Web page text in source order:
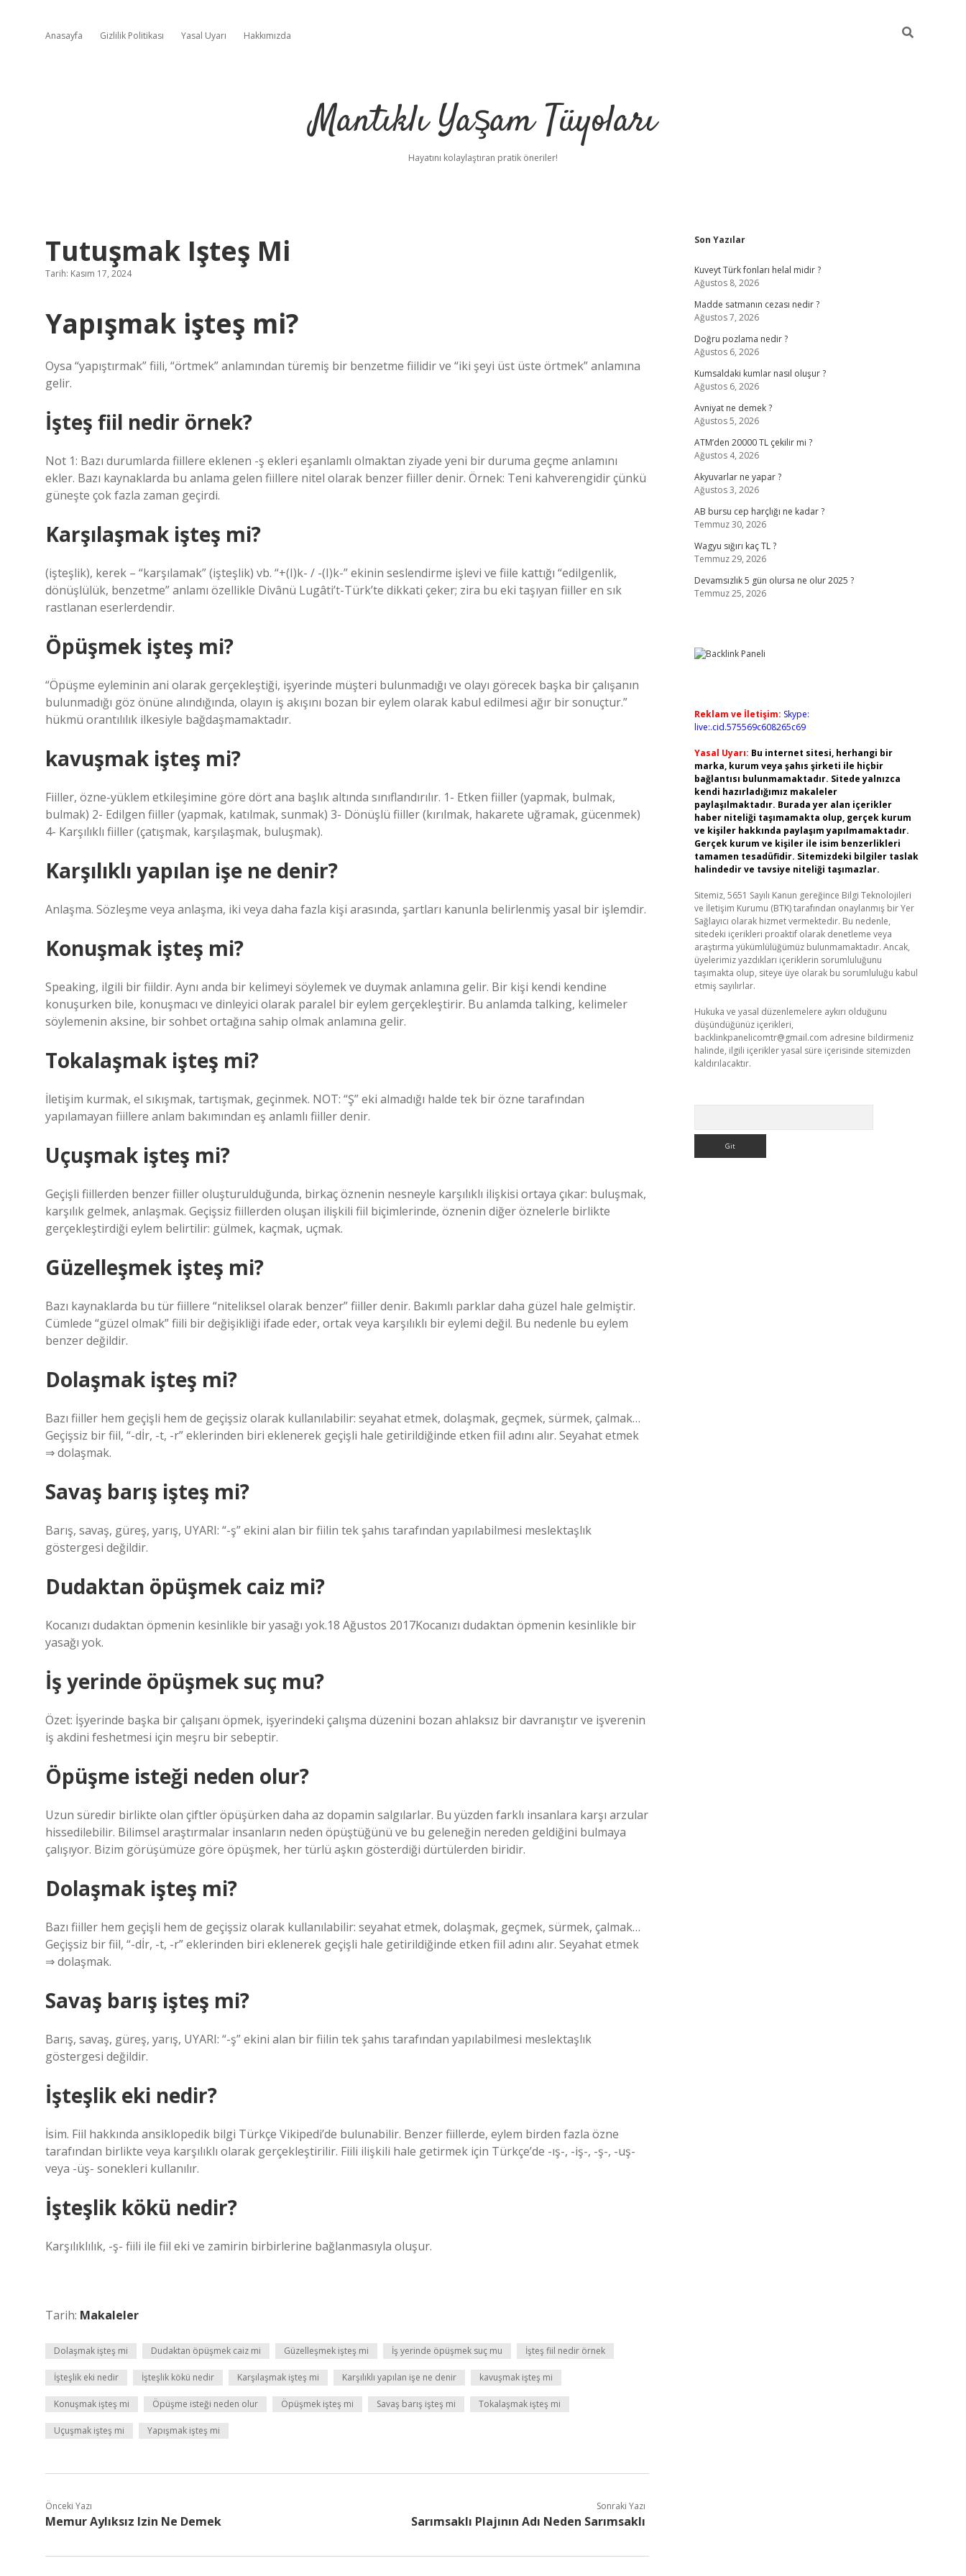
Anasayfa Gizlilik Politikası Yasal Uyarı Hakkımızda
Mantıklı Yaşam Tüyoları
Hayatını kolaylaştıran pratik öneriler!
Tutuşmak Işteş Mi
Tarih: Kasım 17, 2024
Yapışmak işteş mi?
Oysa “yapıştırmak” fiili, “örtmek” anlamından türemiş bir benzetme fiilidir ve “iki şeyi üst üste örtmek” anlamına
gelir.
İşteş fiil nedir örnek?
Not 1: Bazı durumlarda fiillere eklenen -ş ekleri eşanlamlı olmaktan ziyade yeni bir duruma geçme anlamını
ekler. Bazı kaynaklarda bu anlama gelen fiillere nitel olarak benzer fiiller denir. Örnek: Teni kahverengidir çünkü
güneşte çok fazla zaman geçirdi.
Karşılaşmak işteş mi?
(işteşlik), kerek – “karşılamak” (işteşlik) vb. “+(I)k- / -(I)k-” ekinin seslendirme işlevi ve fiile kattığı “edilgenlik,
dönüşlülük, benzetme” anlamı özellikle Divânü Lugâti’t-Türk’te dikkati çeker; zira bu eki taşıyan fiiller en sık
rastlanan eserlerdendir.
Öpüşmek işteş mi?
“Öpüşme eyleminin ani olarak gerçekleştiği, işyerinde müşteri bulunmadığı ve olayı görecek başka bir çalışanın
bulunmadığı göz önüne alındığında, olayın iş akışını bozan bir eylem olarak kabul edilmesi ağır bir sonuçtur.”
hükmü orantılılık ilkesiyle bağdaşmamaktadır.
kavuşmak işteş mi?
Fiiller, özne-yüklem etkileşimine göre dört ana başlık altında sınıflandırılır. 1- Etken fiiller (yapmak, bulmak,
bulmak) 2- Edilgen fiiller (yapmak, katılmak, sunmak) 3- Dönüşlü fiiller (kırılmak, hakarete uğramak, gücenmek)
4- Karşılıklı fiiller (çatışmak, karşılaşmak, buluşmak).
Karşılıklı yapılan işe ne denir?
Anlaşma. Sözleşme veya anlaşma, iki veya daha fazla kişi arasında, şartları kanunla belirlenmiş yasal bir işlemdir.
Konuşmak işteş mi?
Speaking, ilgili bir fiildir. Aynı anda bir kelimeyi söylemek ve duymak anlamına gelir. Bir kişi kendi kendine
konuşurken bile, konuşmacı ve dinleyici olarak paralel bir eylem gerçekleştirir. Bu anlamda talking, kelimeler
söylemenin aksine, bir sohbet ortağına sahip olmak anlamına gelir.
Tokalaşmak işteş mi?
İletişim kurmak, el sıkışmak, tartışmak, geçinmek. NOT: “Ş” eki almadığı halde tek bir özne tarafından
yapılamayan fiillere anlam bakımından eş anlamlı fiiller denir.
Uçuşmak işteş mi?
Geçişli fiillerden benzer fiiller oluşturulduğunda, birkaç öznenin nesneyle karşılıklı ilişkisi ortaya çıkar: buluşmak,
karşılık gelmek, anlaşmak. Geçişsiz fiillerden oluşan ilişkili fiil biçimlerinde, öznenin diğer öznelerle birlikte
gerçekleştirdiği eylem belirtilir: gülmek, kaçmak, uçmak.
Güzelleşmek işteş mi?
Bazı kaynaklarda bu tür fiillere “niteliksel olarak benzer” fiiller denir. Bakımlı parklar daha güzel hale gelmiştir.
Cümlede “güzel olmak” fiili bir değişikliği ifade eder, ortak veya karşılıklı bir eylemi değil. Bu nedenle bu eylem
benzer değildir.
Dolaşmak işteş mi?
Bazı fiiller hem geçişli hem de geçişsiz olarak kullanılabilir: seyahat etmek, dolaşmak, geçmek, sürmek, çalmak…
Geçişsiz bir fiil, “-dİr, -t, -r” eklerinden biri eklenerek geçişli hale getirildiğinde etken fiil adını alır. Seyahat etmek
⇒ dolaşmak.
Savaş barış işteş mi?
Barış, savaş, güreş, yarış, UYARI: “-ş” ekini alan bir fiilin tek şahıs tarafından yapılabilmesi meslektaşlık
göstergesi değildir.
Dudaktan öpüşmek caiz mi?
Kocanızı dudaktan öpmenin kesinlikle bir yasağı yok.18 Ağustos 2017Kocanızı dudaktan öpmenin kesinlikle bir
yasağı yok.
İş yerinde öpüşmek suç mu?
Özet: İşyerinde başka bir çalışanı öpmek, işyerindeki çalışma düzenini bozan ahlaksız bir davranıştır ve işverenin
iş akdini feshetmesi için meşru bir sebeptir.
Öpüşme isteği neden olur?
Uzun süredir birlikte olan çiftler öpüşürken daha az dopamin salgılarlar. Bu yüzden farklı insanlara karşı arzular
hissedilebilir. Bilimsel araştırmalar insanların neden öpüştüğünü ve bu geleneğin nereden geldiğini bulmaya
çalışıyor. Bizim görüşümüze göre öpüşmek, her türlü aşkın gösterdiği dürtülerden biridir.
Dolaşmak işteş mi?
Bazı fiiller hem geçişli hem de geçişsiz olarak kullanılabilir: seyahat etmek, dolaşmak, geçmek, sürmek, çalmak…
Geçişsiz bir fiil, “-dİr, -t, -r” eklerinden biri eklenerek geçişli hale getirildiğinde etken fiil adını alır. Seyahat etmek
⇒ dolaşmak.
Savaş barış işteş mi?
Barış, savaş, güreş, yarış, UYARI: “-ş” ekini alan bir fiilin tek şahıs tarafından yapılabilmesi meslektaşlık
göstergesi değildir.
İşteşlik eki nedir?
İsim. Fiil hakkında ansiklopedik bilgi Türkçe Vikipedi’de bulunabilir. Benzer fiillerde, eylem birden fazla özne
tarafından birlikte veya karşılıklı olarak gerçekleştirilir. Fiili ilişkili hale getirmek için Türkçe’de -ış-, -iş-, -ş-, -uş-
veya -üş- sonekleri kullanılır.
İşteşlik kökü nedir?
Karşılıklılık, -ş- fiili ile fiil eki ve zamirin birbirlerine bağlanmasıyla oluşur.
Tarih: Makaleler
Dolaşmak işteş mi Dudaktan öpüşmek caiz mi Güzelleşmek işteş mi İş yerinde öpüşmek suç mu İşteş fiil nedir örnek
İşteşlik eki nedir İşteşlik kökü nedir Karşılaşmak işteş mi Karşılıklı yapılan işe ne denir kavuşmak işteş mi
Konuşmak işteş mi Öpüşme isteği neden olur Öpüşmek işteş mi Savaş barış işteş mi Tokalaşmak işteş mi
Uçuşmak işteş mi Yapışmak işteş mi
Önceki Yazı
Memur Aylıksız Izin Ne Demek
Sonraki Yazı
Sarımsaklı Plajının Adı Neden Sarımsaklı
Sidebar
Son Yazılar
Kuveyt Türk fonları helal midir ?
Ağustos 8, 2026
Madde satmanın cezası nedir ?
Ağustos 7, 2026
Doğru pozlama nedir ?
Ağustos 6, 2026
Kumsaldaki kumlar nasıl oluşur ?
Ağustos 6, 2026
Avniyat ne demek ?
Ağustos 5, 2026
ATM’den 20000 TL çekilir mi ?
Ağustos 4, 2026
Akyuvarlar ne yapar ?
Ağustos 3, 2026
AB bursu cep harçlığı ne kadar ?
Temmuz 30, 2026
Wagyu sığırı kaç TL ?
Temmuz 29, 2026
Devamsızlık 5 gün olursa ne olur 2025 ?
Temmuz 25, 2026
Reklam ve İletişim: Skype:
live:.cid.575569c608265c69
Yasal Uyarı: Bu internet sitesi, herhangi bir
marka, kurum veya şahıs şirketi ile hiçbir
bağlantısı bulunmamaktadır. Sitede yalnızca
kendi hazırladığımız makaleler
paylaşılmaktadır. Burada yer alan içerikler
haber niteliği taşımamakta olup, gerçek kurum
ve kişiler hakkında paylaşım yapılmamaktadır.
Gerçek kurum ve kişiler ile isim benzerlikleri
tamamen tesadüfidir. Sitemizdeki bilgiler taslak
halindedir ve tavsiye niteliği taşımazlar.
Sitemiz, 5651 Sayılı Kanun gereğince Bilgi Teknolojileri
ve İletişim Kurumu (BTK) tarafından onaylanmış bir Yer
Sağlayıcı olarak hizmet vermektedir. Bu nedenle,
sitedeki içerikleri proaktif olarak denetleme veya
araştırma yükümlülüğümüz bulunmamaktadır. Ancak,
üyelerimiz yazdıkları içeriklerin sorumluluğunu
taşımakta olup, siteye üye olarak bu sorumluluğu kabul
etmiş sayılırlar.
Hukuka ve yasal düzenlemelere aykırı olduğunu
düşündüğünüz içerikleri,
backlinkpanelicomtr@gmail.com adresine bildirmeniz
halinde, ilgili içerikler yasal süre içerisinde sitemizden
kaldırılacaktır.
hiltonbet yeni giriş